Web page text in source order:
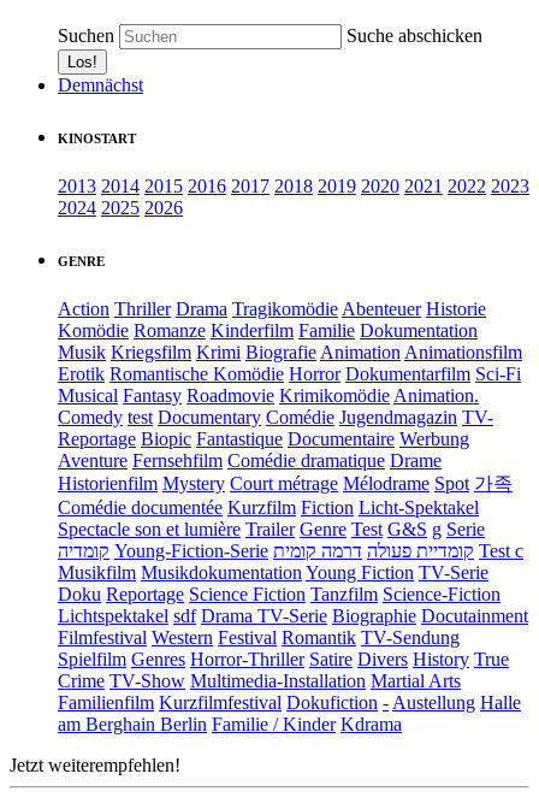
Suchen Suche abschicken
Demnächst
KINOSTART
2013 2014 2015 2016 2017 2018 2019 2020 2021 2022 2023
2024 2025 2026
GENRE
Action Thriller Drama Tragikomödie Abenteuer Historie
Komödie Romanze Kinderfilm Familie Dokumentation
Musik Kriegsfilm Krimi Biografie Animation Animationsfilm
Erotik Romantische Komödie Horror Dokumentarfilm Sci-Fi
Musical Fantasy Roadmovie Krimikomödie Animation.
Comedy test Documentary Comédie Jugendmagazin TV-
Reportage Biopic Fantastique Documentaire Werbung
Aventure Fernsehfilm Comédie dramatique Drame
Historienfilm Mystery Court métrage Mélodrame Spot 가족
Comédie documentée Kurzfilm Fiction Licht-Spektakel
Spectacle son et lumière Trailer Genre Test G&S g Serie
קומדיה Young-Fiction-Serie קומדיית פעולה דרמה קומית
Test c
Musikfilm Musikdokumentation Young Fiction TV-Serie
Doku Reportage Science Fiction Tanzfilm Science-Fiction
Lichtspektakel sdf Drama TV-Serie Biographie Docutainment
Filmfestival Western Festival Romantik TV-Sendung
Spielfilm Genres Horror-Thriller Satire Divers History True
Crime TV-Show Multimedia-Installation Martial Arts
Familienfilm Kurzfilmfestival Dokufiction - Austellung Halle
am Berghain Berlin Familie / Kinder Kdrama
Jetzt weiterempfehlen!